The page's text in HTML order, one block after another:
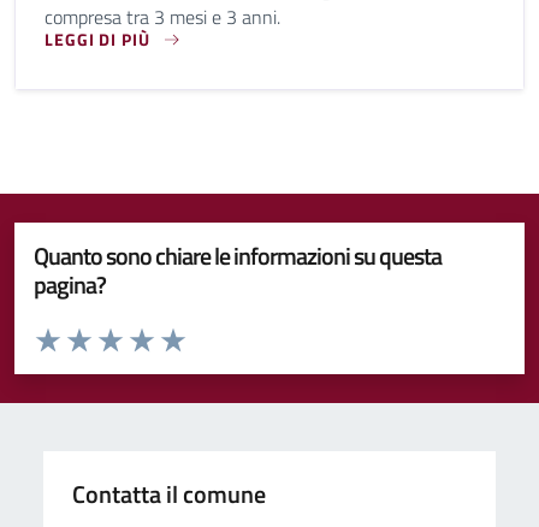
compresa tra 3 mesi e 3 anni.
LEGGI DI PIÙ
ASILO NIDO, SERVIZIO DIURNO, CHE ACCOGLIE I BAMBINI
Quanto sono chiare le informazioni su questa
pagina?
Valuta da 1 a 5 stelle la pagina
Valuta 5 stelle su 5
Valuta 4 stelle su 5
Valuta 3 stelle su 5
Valuta 2 stelle su 5
Valuta 1 stelle su 5
Contatta il comune